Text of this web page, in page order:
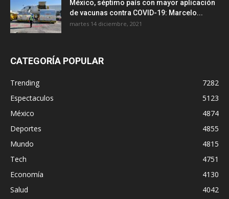
México, séptimo país con mayor aplicación
de vacunas contra COVID-19: Marcelo...
martes 14 diciembre, 2021
CATEGORÍA POPULAR
Trending
7282
Espectaculos
5123
México
4874
Deportes
4855
Mundo
4815
Tech
4751
Economía
4130
Salud
4042